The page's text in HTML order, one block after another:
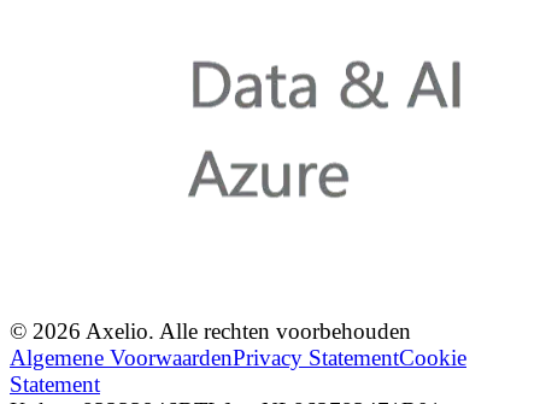
© 2026 Axelio. Alle rechten voorbehouden
Algemene VoorwaardenPrivacy StatementCookie
Statement